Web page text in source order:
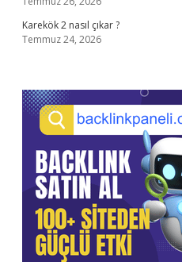
Karekök 2 nasıl çıkar ?
Temmuz 24, 2026